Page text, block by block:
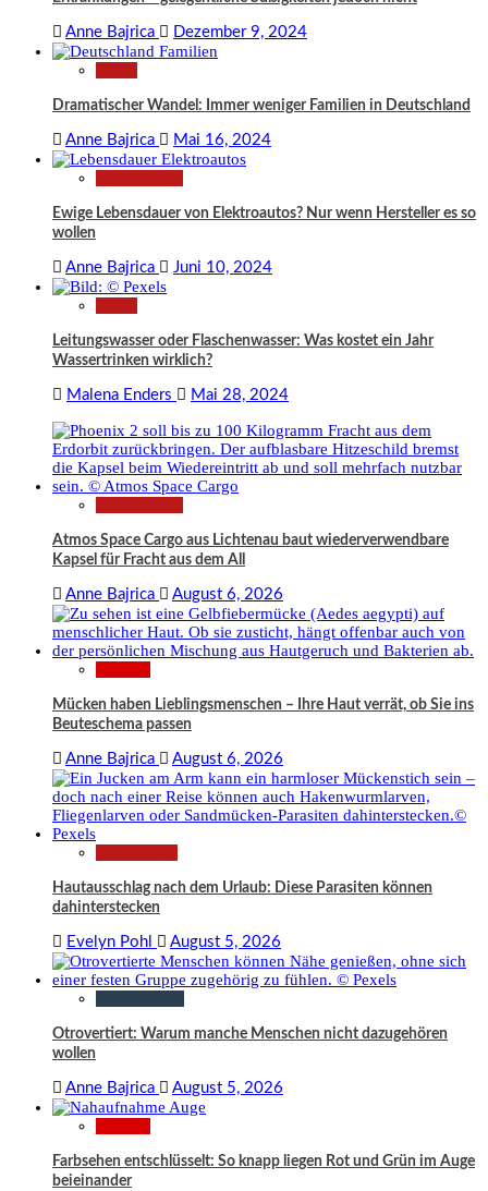
Anne Bajrica Dezember 9, 2024
Dramatischer Wandel: Immer weniger Familien in Deutschland
Anne Bajrica Mai 16, 2024
Ewige Lebensdauer von Elektroautos? Nur wenn Hersteller es so
wollen
Anne Bajrica Juni 10, 2024
Leitungswasser oder Flaschenwasser: Was kostet ein Jahr
Wassertrinken wirklich?
Malena Enders Mai 28, 2024
Atmos Space Cargo aus Lichtenau baut wiederverwendbare
Kapsel für Fracht aus dem All
Anne Bajrica August 6, 2026
Mücken haben Lieblingsmenschen – Ihre Haut verrät, ob Sie ins
Beuteschema passen
Anne Bajrica August 6, 2026
Hautausschlag nach dem Urlaub: Diese Parasiten können
dahinterstecken
Evelyn Pohl August 5, 2026
Otrovertiert: Warum manche Menschen nicht dazugehören
wollen
Anne Bajrica August 5, 2026
Farbsehen entschlüsselt: So knapp liegen Rot und Grün im Auge
beieinander